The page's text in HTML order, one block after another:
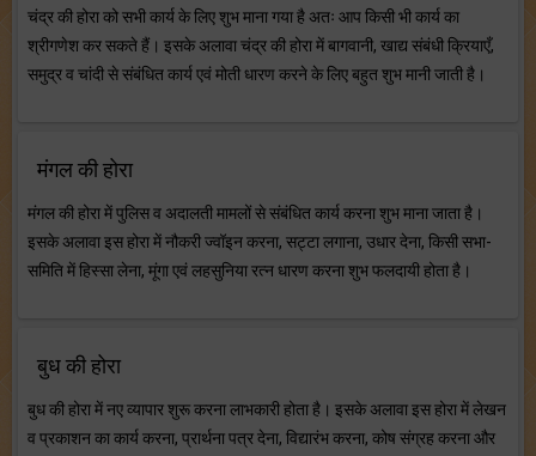
चंद्र की होरा को सभी कार्य के लिए शुभ माना गया है अतः आप किसी भी कार्य का
श्रीगणेश कर सकते हैं। इसके अलावा चंद्र की होरा में बागवानी, खाद्य संबंधी क्रियाएँ,
समुद्र व चांदी से संबंधित कार्य एवं मोती धारण करने के लिए बहुत शुभ मानी जाती है।
मंगल की होरा
मंगल की होरा में पुलिस व अदालती मामलों से संबंधित कार्य करना शुभ माना जाता है।
इसके अलावा इस होरा में नौकरी ज्वॉइन करना, सट्टा लगाना, उधार देना, किसी सभा-
समिति में हिस्सा लेना, मूंगा एवं लहसुनिया रत्न धारण करना शुभ फलदायी होता है।
बुध की होरा
बुध की होरा में नए व्यापार शुरू करना लाभकारी होता है। इसके अलावा इस होरा में लेखन
व प्रकाशन का कार्य करना, प्रार्थना पत्र देना, विद्यारंभ करना, कोष संग्रह करना और